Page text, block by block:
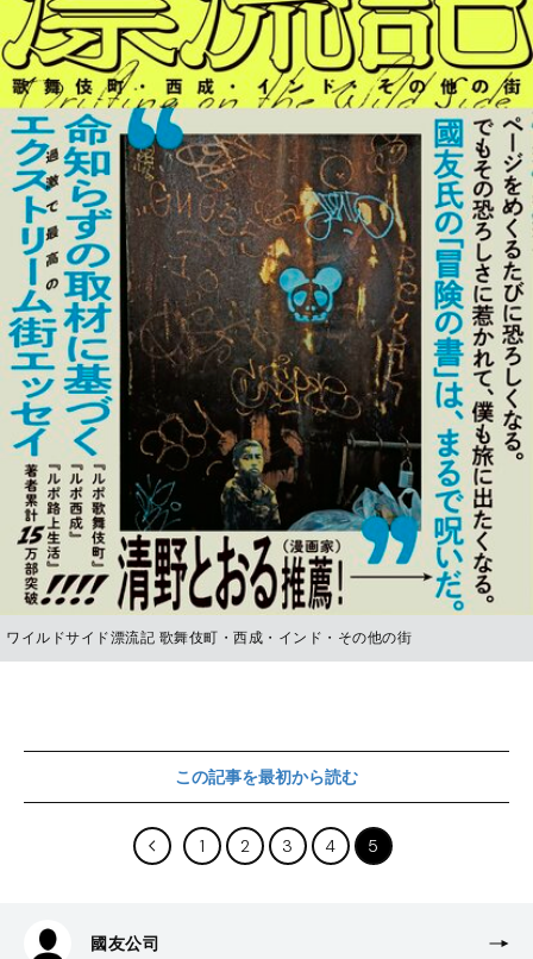
ワイルドサイド漂流記 歌舞伎町・西成・インド・その他の街
この記事を最初から読む
1 2 3 4 5
國友公司